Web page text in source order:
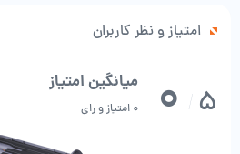
امتیاز و نظر کاربران
5
0 میانگین امتیاز
0 امتیاز و رای